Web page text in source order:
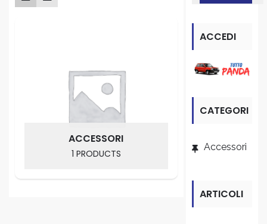
ACCESSORI
1 PRODUCTS
ACCEDI
ALLA
“PANDA”
CATEGORI
O
Accessori
ARTICOLI